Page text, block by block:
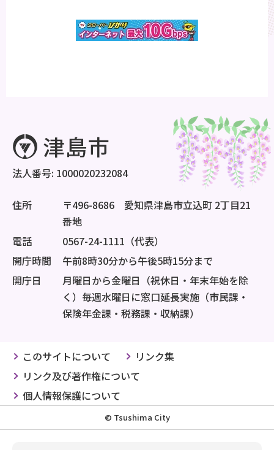
法人番号: 1000020232084
住所
〒496-8686 愛知県津島市立込町 2丁目21
番地
電話
0567-24-1111（代表）
開庁時間
午前8時30分から午後5時15分まで
開庁日
月曜日から金曜日（祝休日・年末年始を除
く）毎週水曜日に窓口延長実施（市民課・
保険年金課・税務課・収納課）
このサイトについて
リンク集
リンク及び著作権について
個人情報保護について
© Tsushima City